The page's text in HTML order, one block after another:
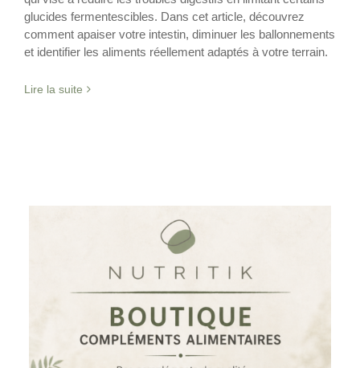
glucides fermentescibles. Dans cet article, découvrez
comment apaiser votre intestin, diminuer les ballonnements
et identifier les aliments réellement adaptés à votre terrain.
Lire la suite